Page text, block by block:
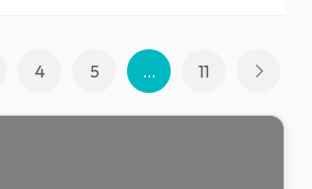
4 5 ... 11